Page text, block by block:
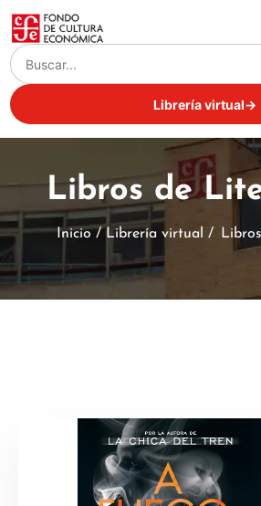
Librería virtual→
Libros de
Inicio / Librería virtual /